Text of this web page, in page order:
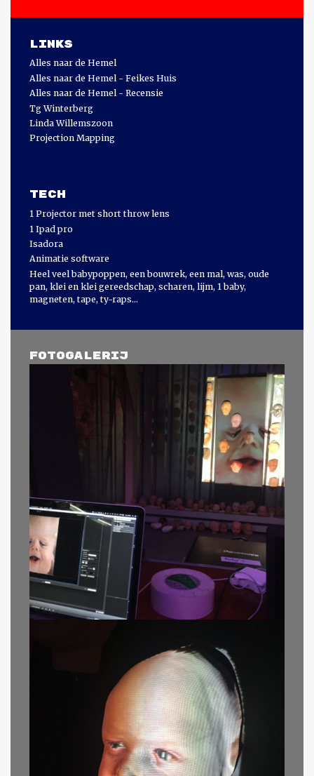
Links
Alles naar de Hemel
Alles naar de Hemel - Feikes Huis
Alles naar de Hemel - Recensie
Tg Winterberg
Linda Willemszoon
Projection Mapping
Tech
1 Projector met short throw lens
1 Ipad pro
Isadora
Animatie software
Heel veel babypoppen, een bouwrek, een mal, was, oude
pan, klei en klei gereedschap, scharen, lijm, 1 baby,
magneten, tape, ty-raps...
Fotogalerij